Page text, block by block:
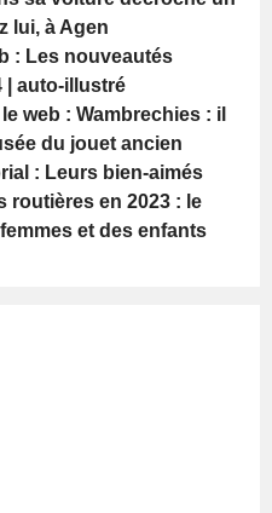
lui, à Agen
: Les nouveautés
| auto-illustré
web : Wambrechies : il
du jouet ancien
: Leurs bien-aimés
routières en 2023 : le
et des enfants